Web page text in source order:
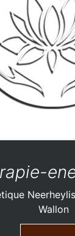
Wallon